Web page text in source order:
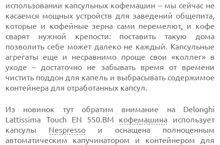
использовании капсульных кофемашин – мы сейчас не
касаемся мощных устройств для заведений общепита,
которые и кофейные зерна сами перемелют, и кофе
сварят нужной крепости: поставить такую дома
позволить себе может далеко не каждый. Капсульные
агрегаты еще и несравнимо проще свои «коллег» в
уходе – достаточно не забывать время от времени
чистить поддон для капель и выбрасывать содержимое
контейнера для отработанных капсул.
Из новинок тут обратим внимание на Delonghi
Lattissima Touch EN 550.BM кофемашина использует
капсулы Nespresso и оснащена полноценным
автоматическим капучинатором и контейнером для